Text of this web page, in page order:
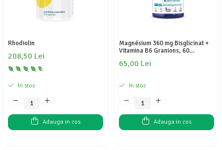
Rhodiolin
208,50 Lei
In stoc
Adauga in cos
Magnésium 360 mg Bisglicinat +
Vitamina B6 Granions, 60
Eliberare Prelungită pentru Stres,
65,00 Lei
In stoc
Adauga in cos